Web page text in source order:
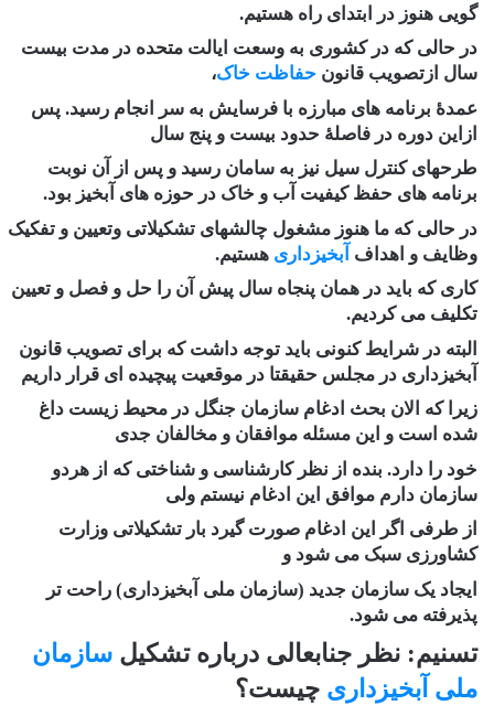
گویی هنوز در ابتدای راه هستیم.
در حالی که در کشوری به وسعت ایالت متحده در مدت بیست
سال ازتصویب قانون حفاظت خاک،
عمدۀ برنامه های مبارزه با فرسایش به سر انجام رسید. پس
ازاین دوره در فاصلۀ حدود بیست و پنج سال
طرحهای کنترل سیل نیز به سامان رسید و پس از آن نوبت
برنامه های حفظ کیفیت آب و خاک در حوزه های آبخیز بود.
در حالی که ما هنوز مشغول چالشهای تشکیلاتی وتعیین و تفکیک
وظایف و اهداف آبخیزداری هستیم.
کاری که باید در همان پنجاه سال پیش آن را حل و فصل و تعیین
تکلیف می کردیم.
البته در شرایط کنونی باید توجه داشت که برای تصویب قانون
آبخیزداری در مجلس حقیقتا در موقعیت پیچیده ای قرار داریم
زیرا که الان بحث ادغام سازمان جنگل در محیط زیست داغ
شده است و این مسئله موافقان و مخالفان جدی
خود را دارد. بنده از نظر کارشناسی و شناختی که از هردو
سازمان دارم موافق این ادغام نیستم ولی
از طرفی اگر این ادغام صورت گیرد بار تشکیلاتی وزارت
کشاورزی سبک می شود و
ایجاد یک سازمان جدید (سازمان ملی آبخیزداری) راحت تر
پذیرفته می شود.
تسنیم: نظر جنابعالی درباره تشکیل سازمان
ملی آبخیزداری چیست؟